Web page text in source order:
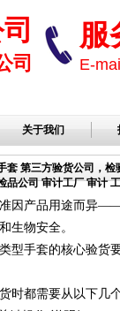
司
服
E-
关于我们
套 第三方验货公司，
品公司 审计工厂 审计
环境辐射 环境辐射量
因产品用途而异——
生物安全。
型手套的核心验货
时都需要从以下几